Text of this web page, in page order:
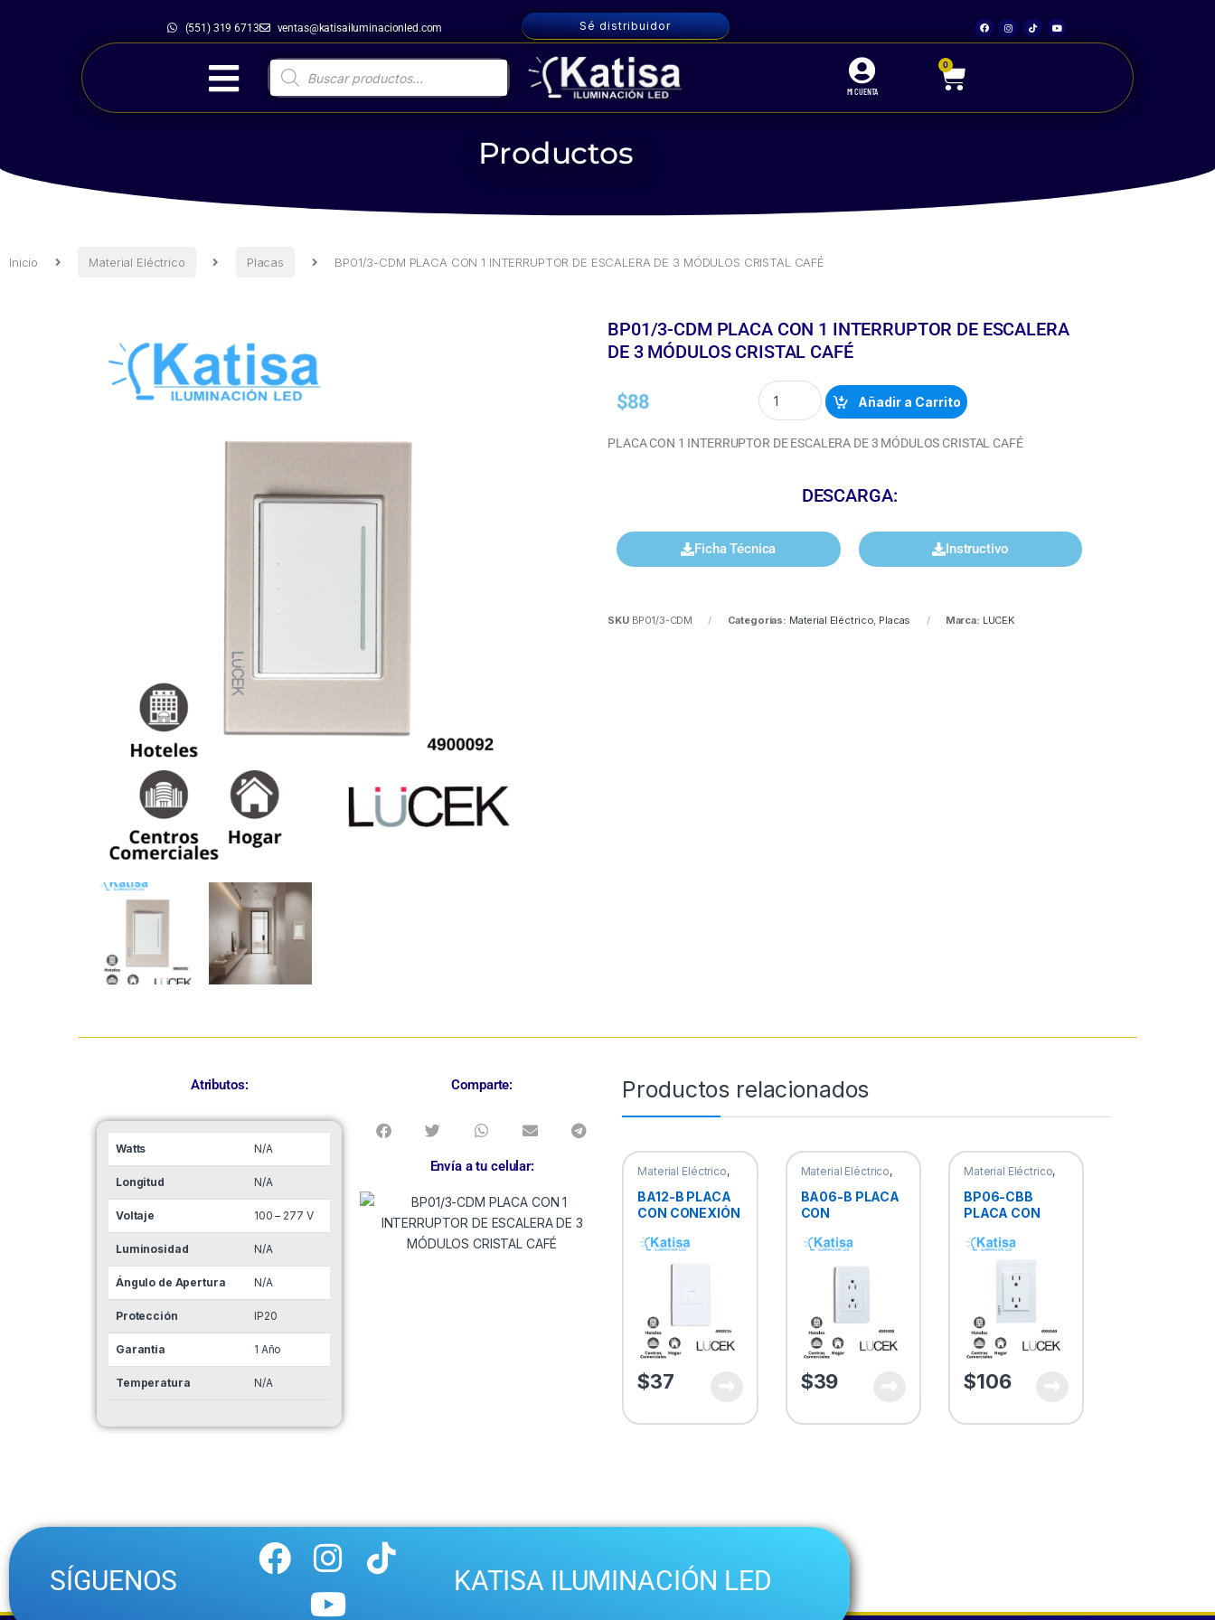
(551) 319 6713 ventas@katisailuminacionled.com Sé distribuidor
MI CUENTA
0
BP01/3-CDM PLACA CON 1 INTERRUPTOR DE ESCALERA DE 3 MÓDULOS CRISTAL CAFÉ
Productos
Inicio Material Eléctrico Placas BP01/3-CDM PLACA CON 1 INTERRUPTOR DE ESCALERA DE 3 MÓDULOS CRISTAL CAFÉ
BP01/3-CDM PLACA CON 1 INTERRUPTOR DE ESCALERA
DE 3 MÓDULOS CRISTAL CAFÉ
$88 Añadir a Carrito
PLACA CON 1 INTERRUPTOR DE ESCALERA DE 3 MÓDULOS CRISTAL CAFÉ
DESCARGA:
Ficha Técnica Instructivo
SKU BP01/3-CDM Categorías: Material Eléctrico, Placas Marca: LUCEK
Atributos:
Watts N/A
Longitud N/A
Voltaje 100 – 277 V
Luminosidad N/A
Ángulo de Apertura N/A
Protección IP20
Garantía 1 Año
Temperatura N/A
Comparte:
Envía a tu celular:
Productos relacionados
Material Eléctrico,
BA12-B PLACA
CON CONEXIÓN
MODEM/INTERN
ET COLOR
$37
Material Eléctrico,
BA06-B PLACA
CON
DUPLEX COLOR
$39
Material Eléctrico,
BP06-CBB
PLACA CON
DUPLEX
CRISTAL
BLANCO
$106
SÍGUENOS KATISA ILUMINACIÓN LED